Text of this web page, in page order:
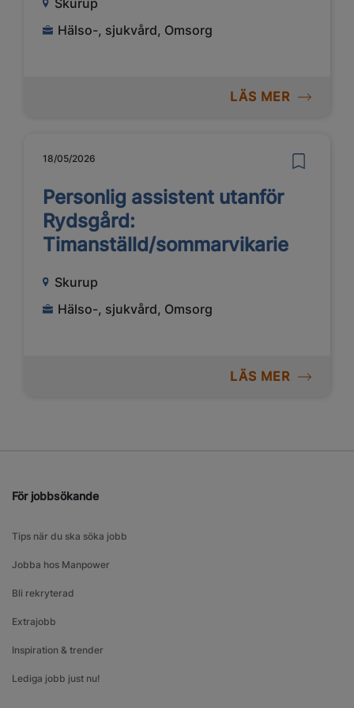
Hälso-, sjukvård, Omsorg
LÄS MER
18/05/2026
Personlig assistent utanför
Rydsgård:
Timanställd/sommarvikarie
Skurup
Hälso-, sjukvård, Omsorg
LÄS MER
För jobbsökande
Tips när du ska söka jobb
Jobba hos Manpower
Bli rekryterad
Extrajobb
Inspiration & trender
Lediga jobb just nu!